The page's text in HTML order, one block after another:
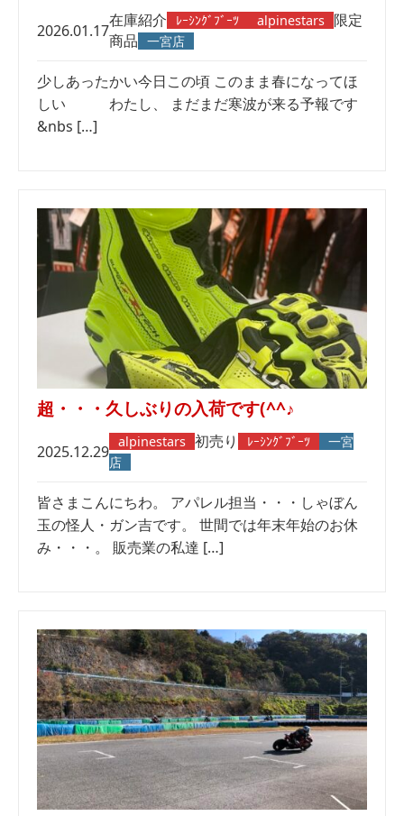
2026.01.17
在庫紹介 ﾚｰｼﾝｸﾞﾌﾞｰﾂ alpinestars 限定
商品 一宮店
少しあったかい今日この頃 このまま春になってほ
しい わたし、 まだまだ寒波が来る予報です
&nbs […]
超・・・久しぶりの入荷です(^^♪
2025.12.29
alpinestars 初売り ﾚｰｼﾝｸﾞﾌﾞｰﾂ
一宮
店
皆さまこんにちわ。 アパレル担当・・・しゃぼん
玉の怪人・ガン吉です。 世間では年末年始のお休
み・・・。 販売業の私達 […]